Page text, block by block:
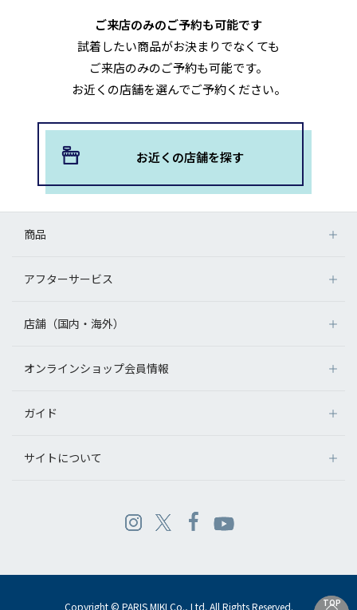
ご来店のみのご予約も可能です
試着したい商品がお決まりでなくても
ご来店のみのご予約も可能です。
お近くの店舗を選んでご予約ください。
お近くの店舗を探す
TOP
TOP
商品
アフターサービス
店舗（国内・海外）
オンラインショップ会員情報
ガイド
サイトについて
Copyright © PARIS MIKI Co., Ltd. All Rights Reserved.